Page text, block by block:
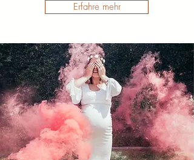
Erfahre mehr